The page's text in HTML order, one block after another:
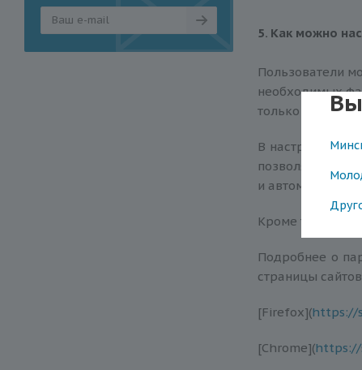
5. Как можно на
Пользователи
необходимых
только в случае
В настройках
позволяют
и
Кроме того,
Подробнее о
страницы
[Firefox](https://
[Chrome](https://